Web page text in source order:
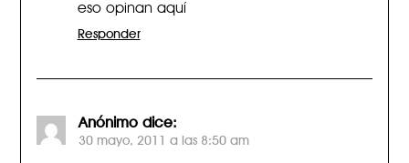
eso opinan aquí
Responder
Anónimo dice:
30 mayo, 2011 a las 8:50 am